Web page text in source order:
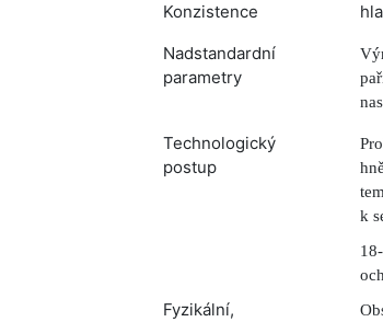
Konzistence
Nadstandardní
parametry
Technologický
postup
k
Fyzikální,